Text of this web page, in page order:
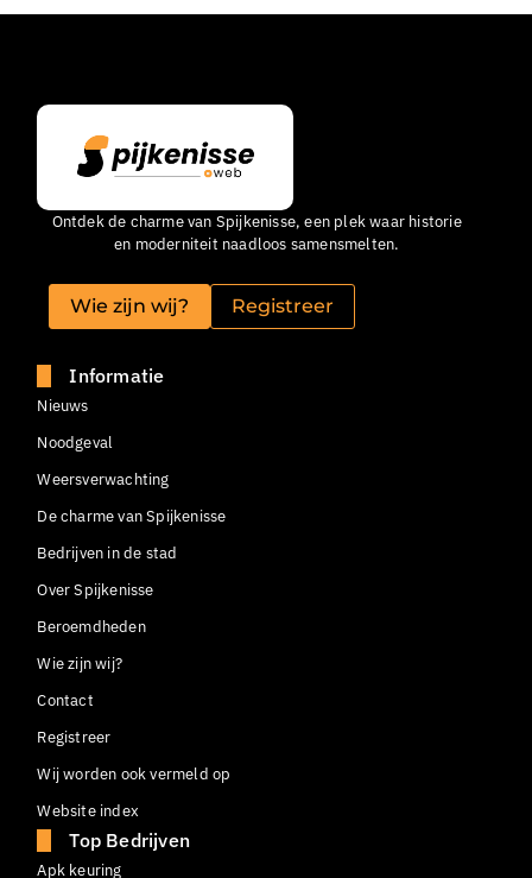
Ontdek de charme van Spijkenisse, een plek waar historie
en moderniteit naadloos samensmelten.
Wie zijn wij? Registreer
Informatie
Nieuws
Noodgeval
Weersverwachting
De charme van Spijkenisse
Bedrijven in de stad
Over Spijkenisse
Beroemdheden
Wie zijn wij?
Contact
Registreer
Wij worden ook vermeld op
Website index
Top Bedrijven
Apk keuring